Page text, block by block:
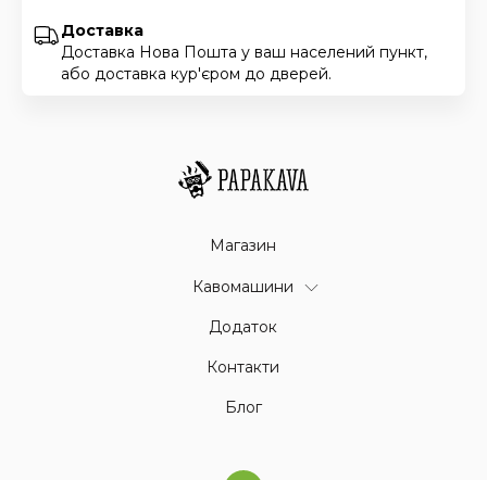
Доставка
Доставка Нова Пошта у ваш населений пункт,
або доставка кур'єром до дверей.
Магазин
Кавомашини
Додаток
Контакти
Блог